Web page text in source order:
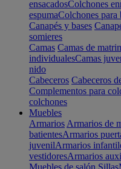
ensacadosColchones
espumaColchones para
Canapés y bases
somieres
Camas Camas de
individualesCamas
nido
Cabeceros Cabeceros
Complementos para
colchones
Muebles
Armarios Armarios de
batientesArmarios
juvenilArmarios
vestidoresArmarios
Muebles de salón Sillas